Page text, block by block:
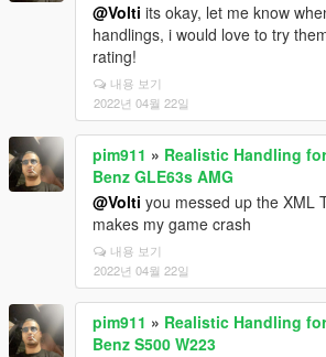
@Volti its okay, let me know
handlings, i would love to try
rating!
내용 보기
2022년 04월 22일
pim911 » Realistic Handling
Benz GLE63s AMG
@Volti you messed up the XML
makes my game crash
내용 보기
2022년 04월 22일
pim911 » Realistic Handling
Benz S500 W223